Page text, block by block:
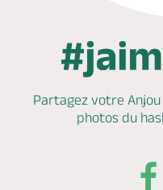
Partagez votre
photos du